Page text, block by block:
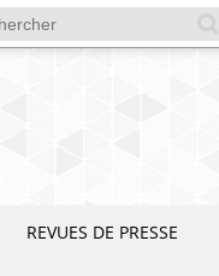
REVUES DE PRESSE